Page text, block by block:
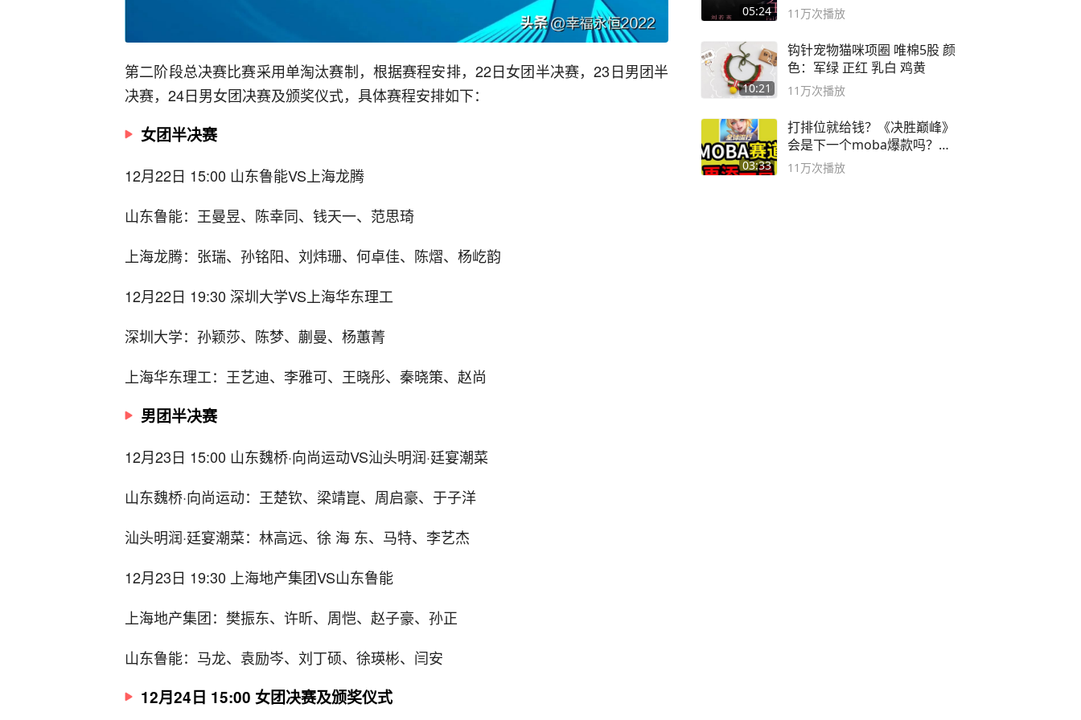
第二阶段总决赛比赛采用单淘汰赛制，根据赛程安排，22日女团半决赛，23日男团半
决赛，24日男女团决赛及颁奖仪式，具体赛程安排如下：
女团半决赛
12月22日 15:00 山东鲁能VS上海龙腾
山东鲁能：王曼昱、陈幸同、钱天一、范思琦
上海龙腾：张瑞、孙铭阳、刘炜珊、何卓佳、陈熠、杨屹韵
12月22日 19:30 深圳大学VS上海华东理工
深圳大学：孙颖莎、陈梦、蒯曼、杨蕙菁
上海华东理工：王艺迪、李雅可、王晓彤、秦晓策、赵尚 ​​​
男团半决赛
12月23日 15:00 山东魏桥·向尚运动VS汕头明润·廷宴潮菜
山东魏桥·向尚运动：王楚钦、梁靖崑、周启豪、于子洋
汕头明润·廷宴潮菜：林高远、徐 海 东、马特、李艺杰
12月23日 19:30 上海地产集团VS山东鲁能 ​​​
上海地产集团：樊振东、许昕、周恺、赵子豪、孙正
山东鲁能：马龙、袁励岑、刘丁硕、徐瑛彬、闫安
12月24日 15:00 女团决赛及颁奖仪式
05:24 英 #成全
11万次播放
10:21
钩针宠物猫咪项圈 唯棉5股 颜
色：军绿 正红 乳白 鸡黄
11万次播放
03:33
打排位就给钱？《决胜巅峰》
会是下一个moba爆款吗？#
决胜巅峰
11万次播放